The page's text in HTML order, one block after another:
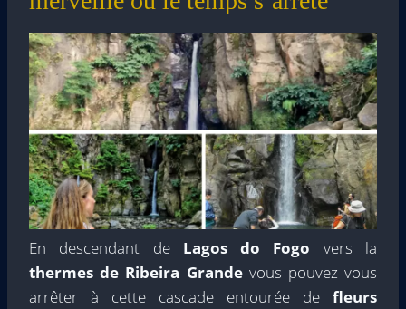
En descendant de Lagos do Fogo vers la
thermes de Ribeira Grandevous pouvez vous
arrêter à cette cascade entourée de fleurs